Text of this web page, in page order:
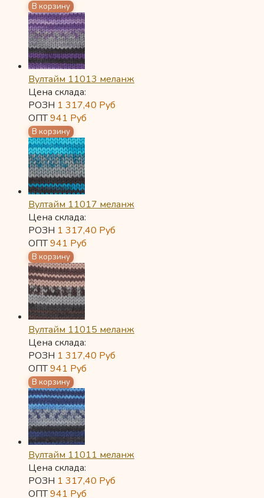
Вултайм 11013 меланж
Цена склада:
РОЗН 1 317,40 Руб
ОПТ941 Руб
Вултайм 11017 меланж
Цена склада:
РОЗН 1 317,40 Руб
ОПТ941 Руб
Вултайм 11015 меланж
Цена склада:
РОЗН 1 317,40 Руб
ОПТ941 Руб
Вултайм 11011 меланж
Цена склада:
РОЗН 1 317,40 Руб
ОПТ941 Руб